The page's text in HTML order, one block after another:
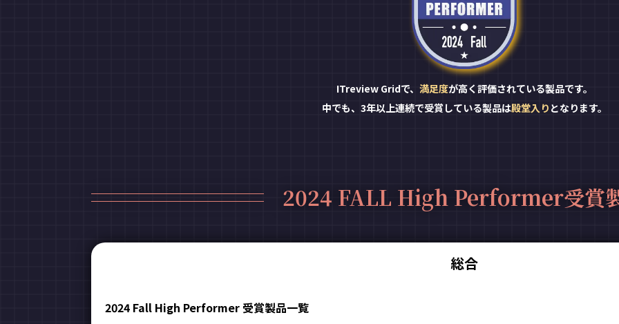
ITreview Gridで、 満足度が高く評価されている製品です。
中でも、3年以上連続で受賞している製品は殿堂入り となります。
2024 FALL High Performer受賞
総合
2024 Fall High Performer 受賞製品一覧